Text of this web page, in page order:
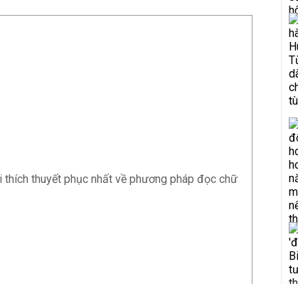
thuyết phục nhất về phương pháp đọc chữ